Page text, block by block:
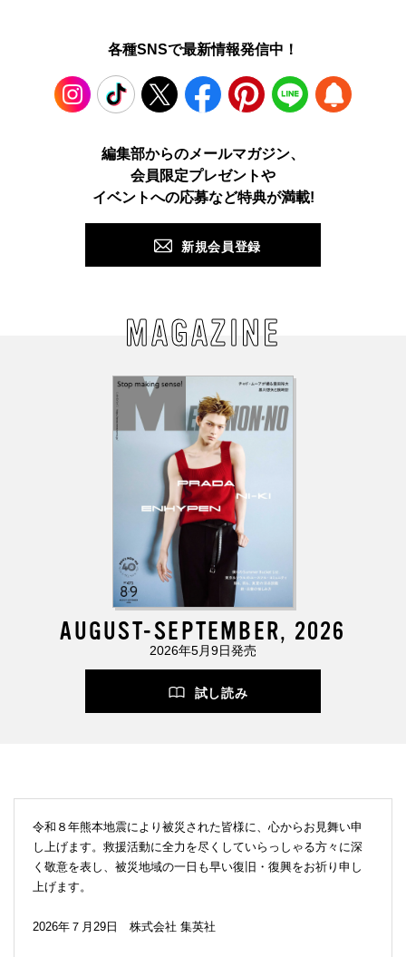
各種SNSで最新情報発信中！
TikTok X Facebook Pinterest LINE
編集部からのメールマガジン、
会員限定プレゼントや
イベントへの応募など特典が満載!
新規会員登録
MAGAZINE
AUGUST-SEPTEMBER, 2026
2026年5月9日発売
試し読み
令和８年熊本地震により被災された皆様に、心からお見舞い申
し上げます。救援活動に全力を尽くしていらっしゃる方々に深
く敬意を表し、被災地域の一日も早い復旧・復興をお祈り申し
上げます。
2026年７月29日 株式会社 集英社